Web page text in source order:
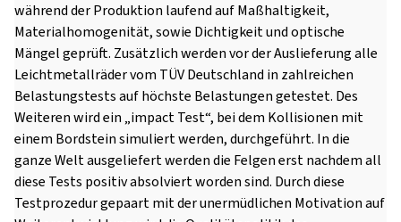
während der Produktion laufend auf Maßhaltigkeit,
Materialhomogenität, sowie Dichtigkeit und optische
Mängel geprüft. Zusätzlich werden vor der Auslieferung alle
Leichtmetallräder vom TÜV Deutschland in zahlreichen
Belastungstests auf höchste Belastungen getestet. Des
Weiteren wird ein „impact Test“, bei dem Kollisionen mit
einem Bordstein simuliert werden, durchgeführt. In die
ganze Welt ausgeliefert werden die Felgen erst nachdem all
diese Tests positiv absolviert worden sind. Durch diese
Testprozedur gepaart mit der unermüdlichen Motivation auf